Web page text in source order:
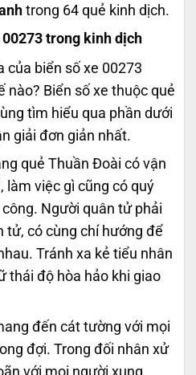
trong 64 quẻ kinh dịch.
trong kinh dịch
của biển số xe 00273
nào? Biển số xe thuộc quẻ
tìm hiểu qua phần dưới
giải đơn giản nhất.
quẻ Thuần Đoài có vận
việc gì cũng có quý
Người quân tử phải
tử, có cùng chí hướng để
Tránh xa kẻ tiểu nhân
thái độ hòa hảo khi giao
đến cát tường với mọi
đợi. Trong đối nhân xử